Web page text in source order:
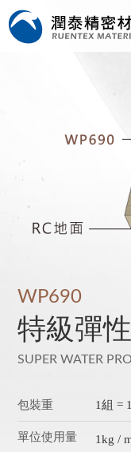
WP690
特級彈
SUPER WATER
包裝重 1組 =
單位使用量 1kg /